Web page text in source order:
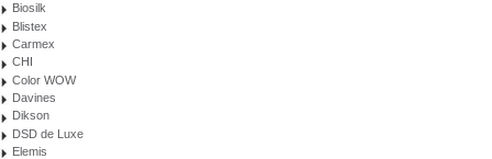
Biosilk
Blistex
Carmex
CHI
Color WOW
Davines
Dikson
DSD de Luxe
Elemis